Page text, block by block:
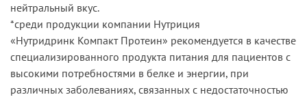
нейтральный вкус.
*среди продукции компании Нутриция
«Нутридринк Компакт Протеин» рекомендуется в качестве
специализированного продукта питания для пациентов с
высокими потребностями в белке и энергии, при
различных заболеваниях, связанных с недостаточностью